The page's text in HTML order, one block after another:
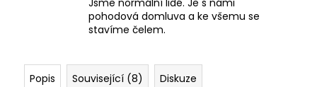
Jsme normální lidé. Je s námi
pohodová domluva a ke všemu se
stavíme čelem.
Popis Související (8) Diskuze